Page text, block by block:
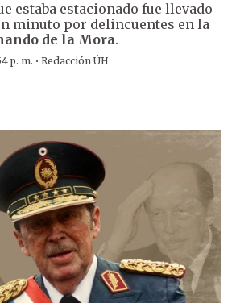
estaba estacionado fue llevado
minuto por delincuentes en la
de la Mora.
p. m. · Redacción ÚH